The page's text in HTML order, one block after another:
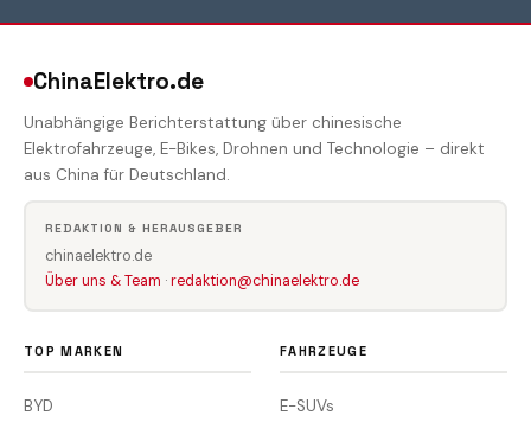
ChinaElektro.de
Unabhängige Berichterstattung über chinesische
Elektrofahrzeuge, E-Bikes, Drohnen und Technologie – direkt
aus China für Deutschland.
REDAKTION & HERAUSGEBER
chinaelektro.de
Über uns & Team ·redaktion@chinaelektro.de
TOP MARKEN
BYD
FAHRZEUGE
E-SUVs